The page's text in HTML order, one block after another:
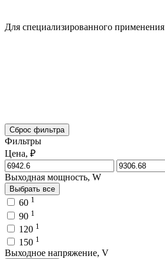
Для специализированного применения
Сброс фильтра
Фильтры
Цена, ₽
Выходная мощность, W
Выбрать все
60 1
90 1
120 1
150 1
Выходное напряжение, V